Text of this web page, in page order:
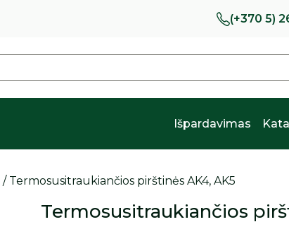
(+370 5)
Išpardavimas
/ Termosusitraukiančios pirštinės AK4, AK5
Termosusitraukiančios